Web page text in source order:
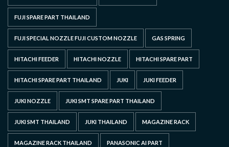
FUJI SPARE PART THAILAND
FUJI SPECIAL NOZZLE FUJI CUSTOM NOZZLE GAS SPRING
HITACHI FEEDER HITACHI NOZZLE HITACHI SPARE PART
HITACHI SPARE PART THAILAND JUKI JUKI FEEDER
JUKI NOZZLE JUKI SMT SPARE PART THAILAND
JUKI SMT THAILAND JUKI THAILAND MAGAZINE RACK
MAGAZINE RACK THAILAND PANASONIC AI PART